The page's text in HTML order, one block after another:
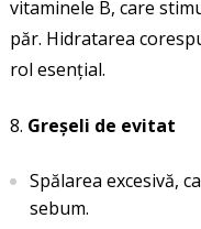
vitaminele B, care
păr. Hidratarea
rol esențial.
Greșeli de evitat
Spălarea excesivă,
sebum.